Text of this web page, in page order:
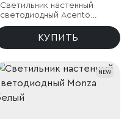
Светильник настенный
светодиодный Acento
черный
КУПИТЬ
NEW